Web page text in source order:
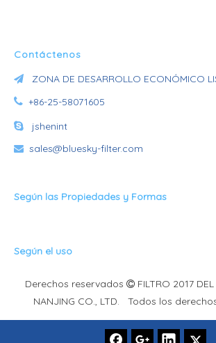
Contáctenos
 ZONA DE DESARROLLO ECONÓMICO
 +86-25-58071605
 jshenint
 sales@bluesky-filter.com
Según las Propiedades y Formas
Según el uso
Derechos reservados FILTRO 2017
NANJING CO., LTD. Todos los